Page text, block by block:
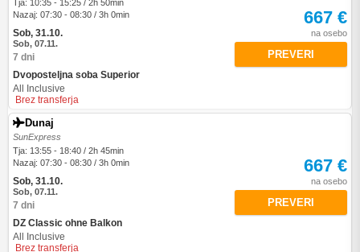
Tja: 10:35 - 15:25 / 2h 50min
Nazaj: 07:30 - 08:30 / 3h 0min
Sob, 31.10.
Sob, 07.11.
7 dni
Dvoposteljna soba Superior
All Inclusive
Brez transferja
667 €
na osebo
PREVERI
Dunaj
SunExpress
Tja: 13:55 - 18:40 / 2h 45min
Nazaj: 07:30 - 08:30 / 3h 0min
Sob, 31.10.
Sob, 07.11.
7 dni
DZ Classic ohne Balkon
All Inclusive
Brez transferja
667 €
na osebo
PREVERI